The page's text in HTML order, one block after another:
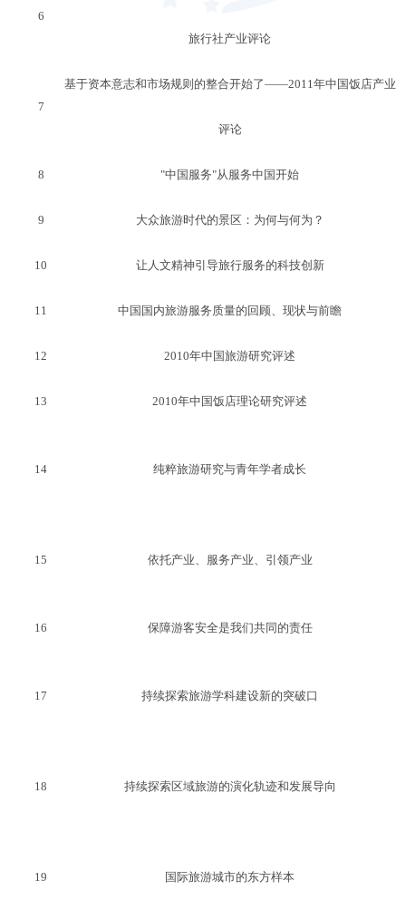
6
旅行社产业评论
7
基于资本意志和市场规则的整合开始了――2011年中国饭店产业
评论
8 "中国服务"从服务中国开始
9 大众旅游时代的景区：为何与何为？
10 让人文精神引导旅行服务的科技创新
11 中国国内旅游服务质量的回顾、现状与前瞻
12 2010年中国旅游研究评述
13 2010年中国饭店理论研究评述
14 纯粹旅游研究与青年学者成长
15 依托产业、服务产业、引领产业
16 保障游客安全是我们共同的责任
17 持续探索旅游学科建设新的突破口
18 持续探索区域旅游的演化轨迹和发展导向
19 国际旅游城市的东方样本